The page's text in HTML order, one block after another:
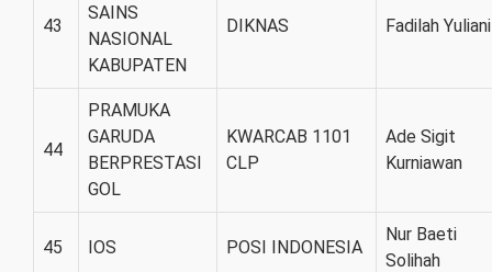
43
SAINS
NASIONAL
KABUPATEN
DIKNAS Fadilah Yuliani
44
PRAMUKA
GARUDA
BERPRESTASI
GOL
KWARCAB 1101
CLP
Ade Sigit
Kurniawan
45 IOS POSI INDONESIA
Nur Baeti
Solihah